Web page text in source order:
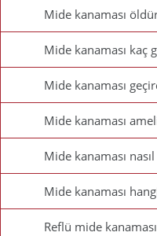
Mide kanaması
Mide kanaması kaç
Mide kanaması
Mide kanaması
Mide kanaması
Mide kanaması
Reflü mide